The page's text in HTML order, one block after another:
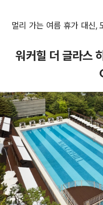
멀리 가는 여름 휴가 대신,
워커힐 더 글라스